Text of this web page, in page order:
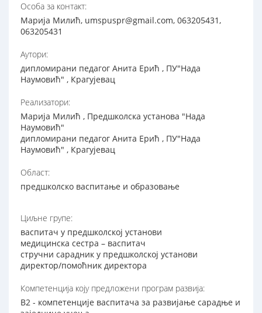
Особа за контакт:
Марија Милић, umspuspr@gmail.com, 063205431,
063205431
Аутори:
дипломирани педагог Анита Ерић , ПУ"Нада
Наумовић" , Крагујевац
Реализатори:
Марија Милић , Предшколска установа "Нада
Наумовић"
дипломирани педагог Анита Ерић , ПУ"Нада
Наумовић" , Крагујевац
Област:
предшколско васпитање и образовање
Циљне групе:
васпитач у предшколској установи
медицинска сестра – васпитач
стручни сарадник у предшколској установи
директор/помоћник директора
Компетенција коју предложени програм развија:
В2 - компетенције васпитача за развијање сарадње и